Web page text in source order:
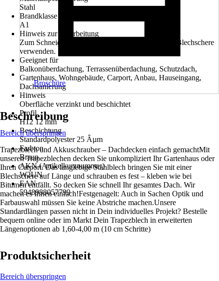
Stahl
Brandklasse
A1
Hinweis zur Verarbeitung
Zum Schneiden bitte ausschließlich eine geeignete Blechschere
verwenden.
Geeignet für
Balkonüberdachung, Terrassenüberdachung, Schutzdach,
Gartenhaus, Wohngebäude, Carport, Anbau, Hauseingang,
Dachsanierung
Hinweis
Oberfläche verzinkt und beschichtet
Profil
H12 12 mm
Beschichtung
Standardpolyester 25 Âµm
Farbton
Braun
AKN (Artikelkurznummer)
W2UN
EAN
5948988057799
Broschüre
Beschreibung
Bereich überspringen
Trapezblech und Akkuschrauber – Dachdecken einfach gemachtMit
unseren Trapezblechen decken Sie unkompliziert Ihr Gartenhaus oder
Ihren Carport. Das langlebige Stahlblech bringen Sie mit einer
Blechschere auf Länge und schrauben es fest – kleben wie bei
Bitumen entfällt. So decken Sie schnell Ihr gesamtes Dach. Wir
machen es Ihnen einfach!Festgenagelt: Auch in Sachen Optik und
Farbauswahl müssen Sie keine Abstriche machen.Unsere
Standardlängen passen nicht in Dein individuelles Projekt? Bestelle
bequem online oder im Markt Dein Trapezblech in erweiterten
Längenoptionen ab 1,60-4,00 m (10 cm Schritte)
Produktsicherheit
Bereich überspringen